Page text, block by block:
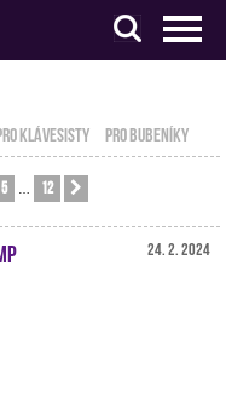
KLÁVESISTY PRO BUBENÍKY
5 12
24. 2. 2024